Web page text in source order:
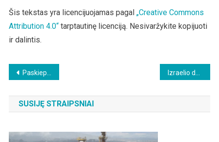
Šis tekstas yra licencijuojamas pagal „Creative Commons
Attribution 4.0“tarptautinę licenciją. Nesivaržykite kopijuoti
ir dalintis.
Beitragsnavigation
Paskiepyti kūdikiai ir pasekmės
SUSIJĘ STRAIPSNIAI